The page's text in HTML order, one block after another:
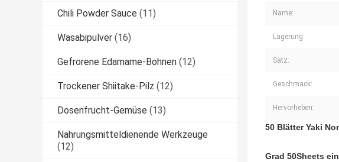
Chili Powder Sauce (11)
Wasabipulver (16)
Gefrorene Edamame-Bohnen (12)
Trockener Shiitake-Pilz (12)
Dosenfrucht-Gemüse (13)
Nahrungsmitteldienende Werkzeuge
(12)
Name:
Lagerung:
Satz:
Geschmack:
Hervorheben:
50 Blätter Yaki
Grad 50Sheets